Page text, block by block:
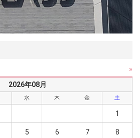
»
2026年08月
水 木 金 土
1
5 6 7 8